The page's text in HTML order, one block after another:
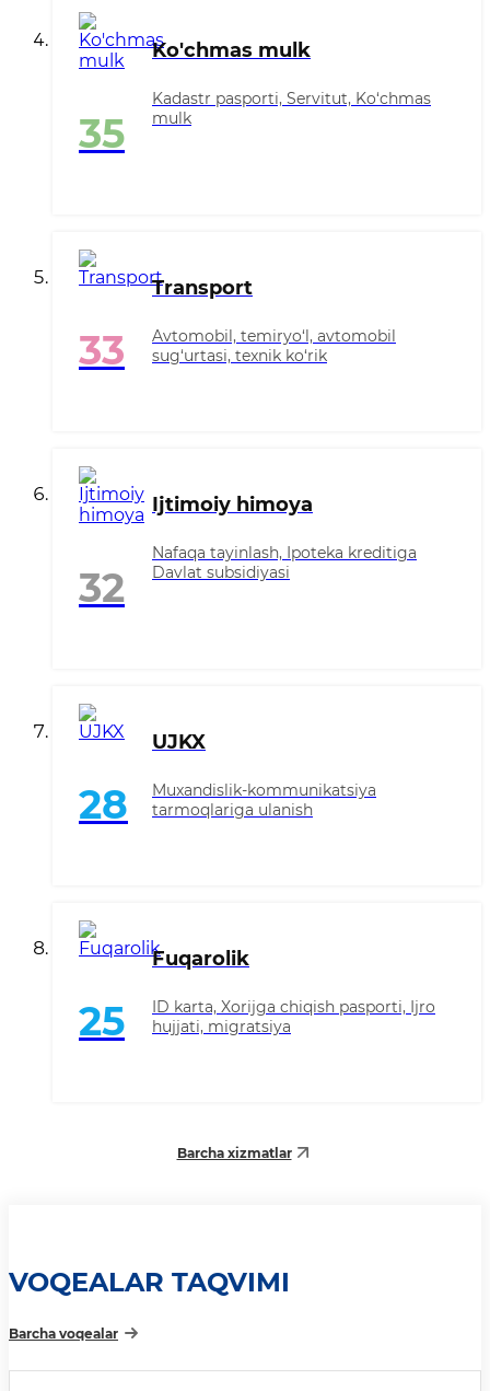
35
Ko'chmas mulk
Kadastr pasporti, Servitut, Ko‘chmas
mulk
33
Transport
Avtomobil, temiryo‘l, avtomobil
sug‘urtasi, texnik ko‘rik
32
Ijtimoiy himoya
Nafaqa tayinlash, Ipoteka kreditiga
Davlat subsidiyasi
28
UJKX
Muxandislik-kommunikatsiya
tarmoqlariga ulanish
25
Fuqarolik
ID karta, Xorijga chiqish pasporti, Ijro
hujjati, migratsiya
Barcha xizmatlar
VOQEALAR TAQVIMI
Barcha voqealar